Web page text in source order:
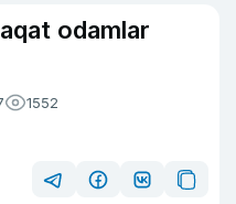
odamlar
1552